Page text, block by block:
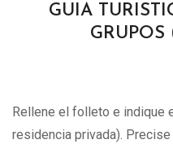
GUIA
GRUPOS
Rellene el folleto e indique
residencia privada).